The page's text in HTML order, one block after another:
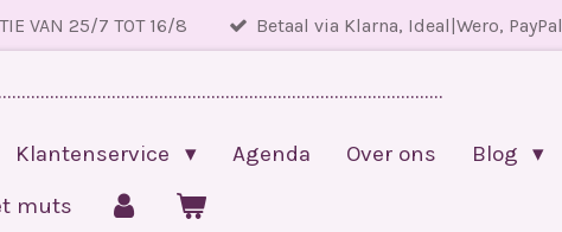
VAN 25/7 TOT 16/8 Betaal via Klarna, Ideal|Wero, PayPal
Klantenservice Agenda Over ons
Blog
muts